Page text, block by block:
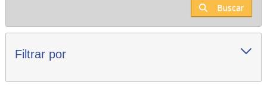
Buscar
Filtrar por